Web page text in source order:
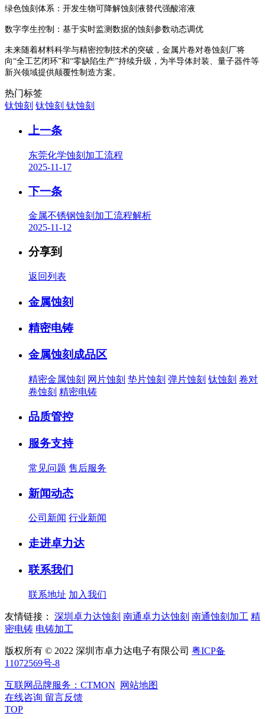
绿色蚀刻体系：开发生物可降解蚀刻液替代强酸溶液
数字孪生控制：基于实时监测数据的蚀刻参数动态调优
未来随着材料科学与精密控制技术的突破，金属片卷对卷蚀刻厂将
向“全工艺闭环”和“零缺陷生产”持续升级，为半导体封装、量子器件等
新兴领域提供颠覆性制造方案。
热门标签
钛蚀刻 钛蚀刻 钛蚀刻
上一条
东莞化学蚀刻加工流程
2025-11-17
下一条
金属不锈钢蚀刻加工流程解析
2025-11-12
分享到
返回列表
金属蚀刻
精密电铸
金属蚀刻成品区
精密金属蚀刻 网片蚀刻 垫片蚀刻 弹片蚀刻 钛蚀刻 卷对
卷蚀刻 精密电铸
品质管控
服务支持
常见问题 售后服务
新闻动态
公司新闻 行业新闻
走进卓力达
联系我们
联系地址 加入我们
友情链接： 深圳卓力达蚀刻 南通卓力达蚀刻 南通蚀刻加工 精
密电铸 电铸加工
版权所有 © 2022 深圳市卓力达电子有限公司 粤ICP备
11072569号-8
互联网品牌服务：CTMON
网站地图
在线咨询 留言反馈
TOP